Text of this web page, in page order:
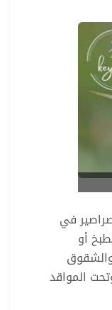
في
أو
المواقد